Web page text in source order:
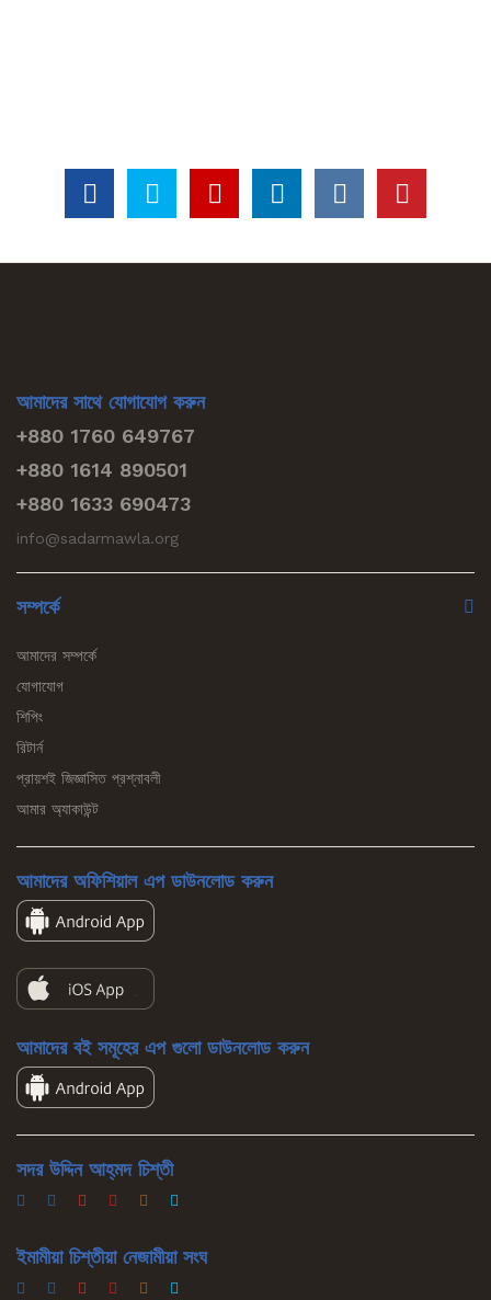
আমাদের সাথে যোগাযোগ করুন
+880 1760 649767
+880 1614 890501
+880 1633 690473
info@sadarmawla.org
সম্পর্কে
আমাদের সম্পর্কে
যোগাযোগ
শিপিং
রিটার্ন
প্রায়শই জিজ্ঞাসিত প্রশ্নাবলী
আমার অ্যাকাউন্ট
আমাদের অফিশিয়াল এপ ডাউনলোড করুন
আমাদের বই সমূহের এপ গুলো ডাউনলোড করুন
সদর উদ্দিন আহ্‌মদ চিশ্‌তী
ইমামীয়া চিশ্‌তীয়া নেজামীয়া সংঘ